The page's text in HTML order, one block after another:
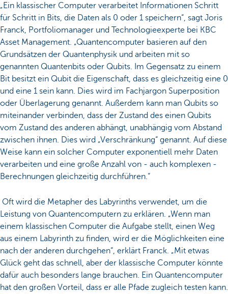
„Ein klassischer Computer verarbeitet Informationen Schritt
für Schritt in Bits, die Daten als 0 oder 1 speichern“, sagt Joris
Franck, Portfoliomanager und Technologieexperte bei KBC
Asset Management. „Quantencomputer basieren auf den
Grundsätzen der Quantenphysik und arbeiten mit so
genannten Quantenbits oder Qubits. Im Gegensatz zu einem
Bit besitzt ein Qubit die Eigenschaft, dass es gleichzeitig eine 0
und eine 1 sein kann. Dies wird im Fachjargon Superposition
oder Überlagerung genannt. Außerdem kann man Qubits so
miteinander verbinden, dass der Zustand des einen Qubits
vom Zustand des anderen abhängt, unabhängig vom Abstand
zwischen ihnen. Dies wird „Verschränkung“ genannt. Auf diese
Weise kann ein solcher Computer exponentiell mehr Daten
verarbeiten und eine große Anzahl von - auch komplexen -
Berechnungen gleichzeitig durchführen.“
Oft wird die Metapher des Labyrinths verwendet, um die
Leistung von Quantencomputern zu erklären. „Wenn man
einem klassischen Computer die Aufgabe stellt, einen Weg
aus einem Labyrinth zu finden, wird er die Möglichkeiten eine
nach der anderen durchgehen“, erklärt Franck. „Mit etwas
Glück geht das schnell, aber der klassische Computer könnte
dafür auch besonders lange brauchen. Ein Quantencomputer
hat den großen Vorteil, dass er alle Pfade zugleich testen kann.